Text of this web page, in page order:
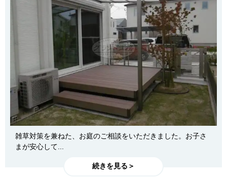
雑草対策を兼ねた、お庭のご相談をいただきました。お子さ
まが安心して...
続きを見る＞